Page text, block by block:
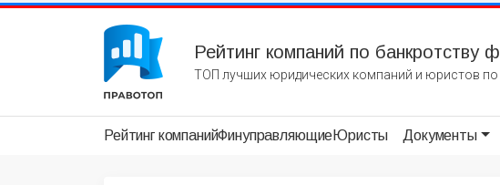
Рейтинг компаний по банкротству
ТОП лучших юридических компаний и юристов по
Рейтинг компанийФинуправляющиеЮристы Документы